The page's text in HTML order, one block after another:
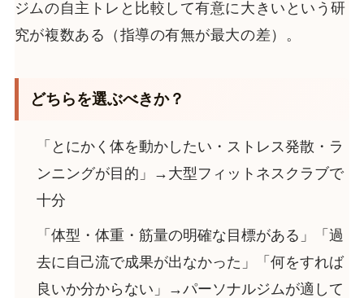
ジムの自主トレと比較して有意に大きいという研
究が複数ある（指導の有無が最大の差）。
どちらを選ぶべきか？
「とにかく体を動かしたい・ストレス発散・ラ
ンニングが目的」→大型フィットネスクラブで
十分
「体型・体重・筋量の明確な目標がある」「過
去に自己流で成果が出なかった」「何をすれば
良いか分からない」→パーソナルジムが適して